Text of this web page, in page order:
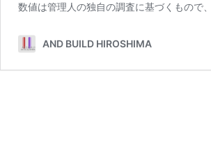
数値は管理人の独自の調査に基づくもの
AND BUILD HIROSHIMA